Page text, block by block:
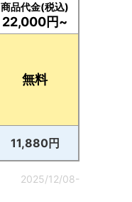
商品代金(税込)
22,000円~
無料
11,880円
2025/12/08-